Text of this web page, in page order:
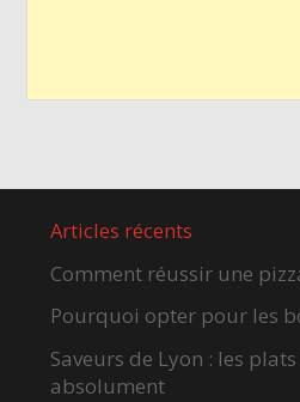
Articles récents
Comment réussir une
Pourquoi opter pour les
Saveurs de Lyon : les
absolument